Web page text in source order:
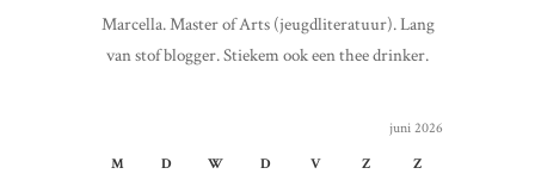
Marcella. Master of Arts (jeugdliteratuur). Lang
van stof blogger. Stiekem ook een thee drinker.
juni 2026
M
D W D V Z Z